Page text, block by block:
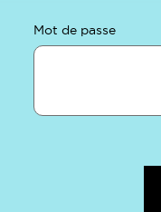
Mot de passe